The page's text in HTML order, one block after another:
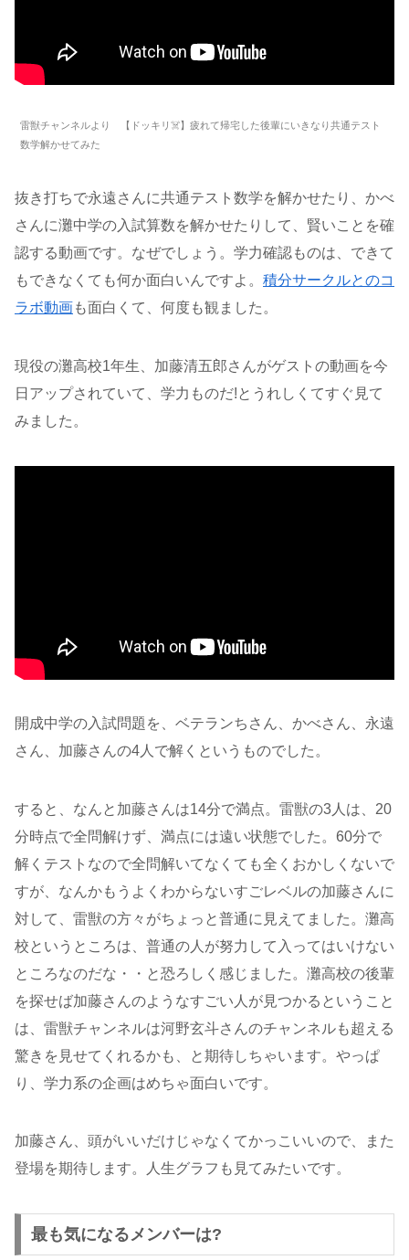
雷獣チャンネルより 【ドッキリ☠️】疲れて帰宅した後輩にいきなり共通テスト
数学解かせてみた
抜き打ちで永遠さんに共通テスト数学を解かせたり、かべ
さんに灘中学の入試算数を解かせたりして、賢いことを確
認する動画です。なぜでしょう。学力確認ものは、できて
もできなくても何か面白いんですよ。 積分サークルとのコ
ラボ動画も面白くて、何度も観ました。
現役の灘高校1年生、加藤清五郎さんがゲストの動画を今
日アップされていて、学力ものだ!とうれしくてすぐ見て
みました。
開成中学の入試問題を、ベテランちさん、かべさん、永遠
さん、加藤さんの4人で解くというものでした。
すると、なんと加藤さんは14分で満点。雷獣の3人は、20
分時点で全問解けず、満点には遠い状態でした。60分で
解くテストなので全問解いてなくても全くおかしくないで
すが、なんかもうよくわからないすごレベルの加藤さんに
対して、雷獣の方々がちょっと普通に見えてました。灘高
校というところは、普通の人が努力して入ってはいけない
ところなのだな・・と恐ろしく感じました。灘高校の後輩
を探せば加藤さんのようなすごい人が見つかるということ
は、雷獣チャンネルは河野玄斗さんのチャンネルも超える
驚きを見せてくれるかも、と期待しちゃいます。やっぱ
り、学力系の企画はめちゃ面白いです。
加藤さん、頭がいいだけじゃなくてかっこいいので、また
登場を期待します。人生グラフも見てみたいです。
最も気になるメンバーは?